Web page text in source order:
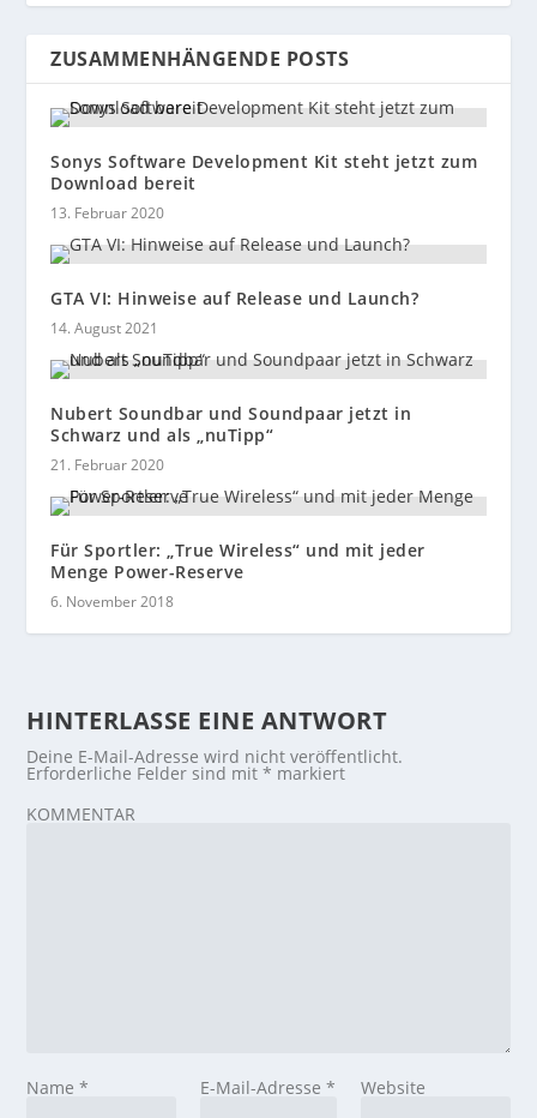
ZUSAMMENHÄNGENDE POSTS
Sonys Software Development Kit steht jetzt zum
Download bereit
13. Februar 2020
GTA VI: Hinweise auf Release und Launch?
14. August 2021
Nubert Soundbar und Soundpaar jetzt in
Schwarz und als „nuTipp“
21. Februar 2020
Für Sportler: „True Wireless“ und mit jeder
Menge Power-Reserve
6. November 2018
HINTERLASSE EINE ANTWORT
Deine E-Mail-Adresse wird nicht veröffentlicht.
Erforderliche Felder sind mit* markiert
KOMMENTAR
Name* E-Mail-Adresse * Website